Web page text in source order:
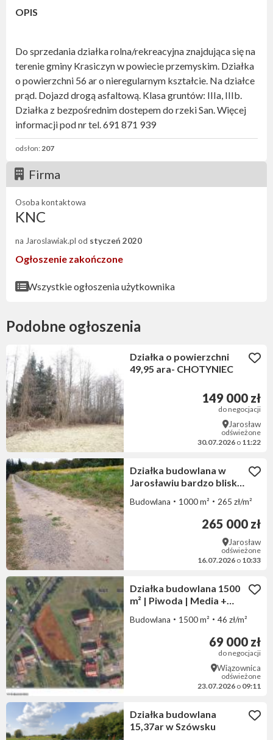
OPIS
Do sprzedania działka rolna/rekreacyjna znajdująca się na
terenie gminy Krasiczyn w powiecie przemyskim. Działka
o powierzchni 56 ar o nieregularnym kształcie. Na działce
prąd. Dojazd drogą asfaltową. Klasa gruntów: IIIa, IIIb.
Działka z bezpośrednim dostepem do rzeki San. Więcej
informacji pod nr tel. 691 871 939
odsłon:207
Firma
Osoba kontaktowa
KNC
na Jaroslawiak.pl od styczeń 2020
Ogłoszenie zakończone
Wszystkie ogłoszenia użytkownika
Podobne ogłoszenia
Działka o powierzchni
49,95 ara- CHOTYNIEC
149 000 zł
do negocjacji
Jarosław
odświeżone
30.07.2026 o 11:22
Działka budowlana w
Jarosławiu bardzo blisko
Budowlana 1000 m² 265 zł/m²
265 000 zł
Jarosław
odświeżone
16.07.2026 o 10:33
Działka budowlana 1500
m² | Piwoda | Media +
Budowlana 1500 m² 46 zł/m²
69 000 zł
do negocjacji
Wiązownica
odświeżone
23.07.2026 o 09:11
Działka budowlana
15,37ar w Szówsku